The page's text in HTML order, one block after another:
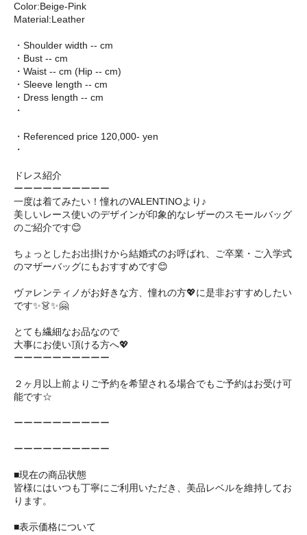
Color:Beige-Pink
Material:Leather
・Shoulder width -- cm
・Bust -- cm
・Waist -- cm (Hip -- cm)
・Sleeve length -- cm
・Dress length -- cm
・
・Referenced price 120,000- yen
・
ドレス紹介
ーーーーーーーーーー
一度は着てみたい！憧れのVALENTINOより♪
美しいレース使いのデザインが印象的なレザーのスモールバッグ
のご紹介です😊
ちょっとしたお出掛けから結婚式のお呼ばれ、ご卒業・ご入学式
のマザーバッグにもおすすめです😊
ヴァレンティノがお好きな方、憧れの方💖に是非おすすめしたい
です✨👗✨🤗 ㅤㅤ
とても繊細なお品なので
大事にお使い頂ける方へ💖
ーーーーーーーーーー
２ヶ月以上前よりご予約を希望される場合でもご予約はお受け可
能です☆
ーーーーーーーーーー
ーーーーーーーーーー
■現在の商品状態
皆様にはいつも丁寧にご利用いただき、美品レベルを維持してお
ります。
■表示価格について